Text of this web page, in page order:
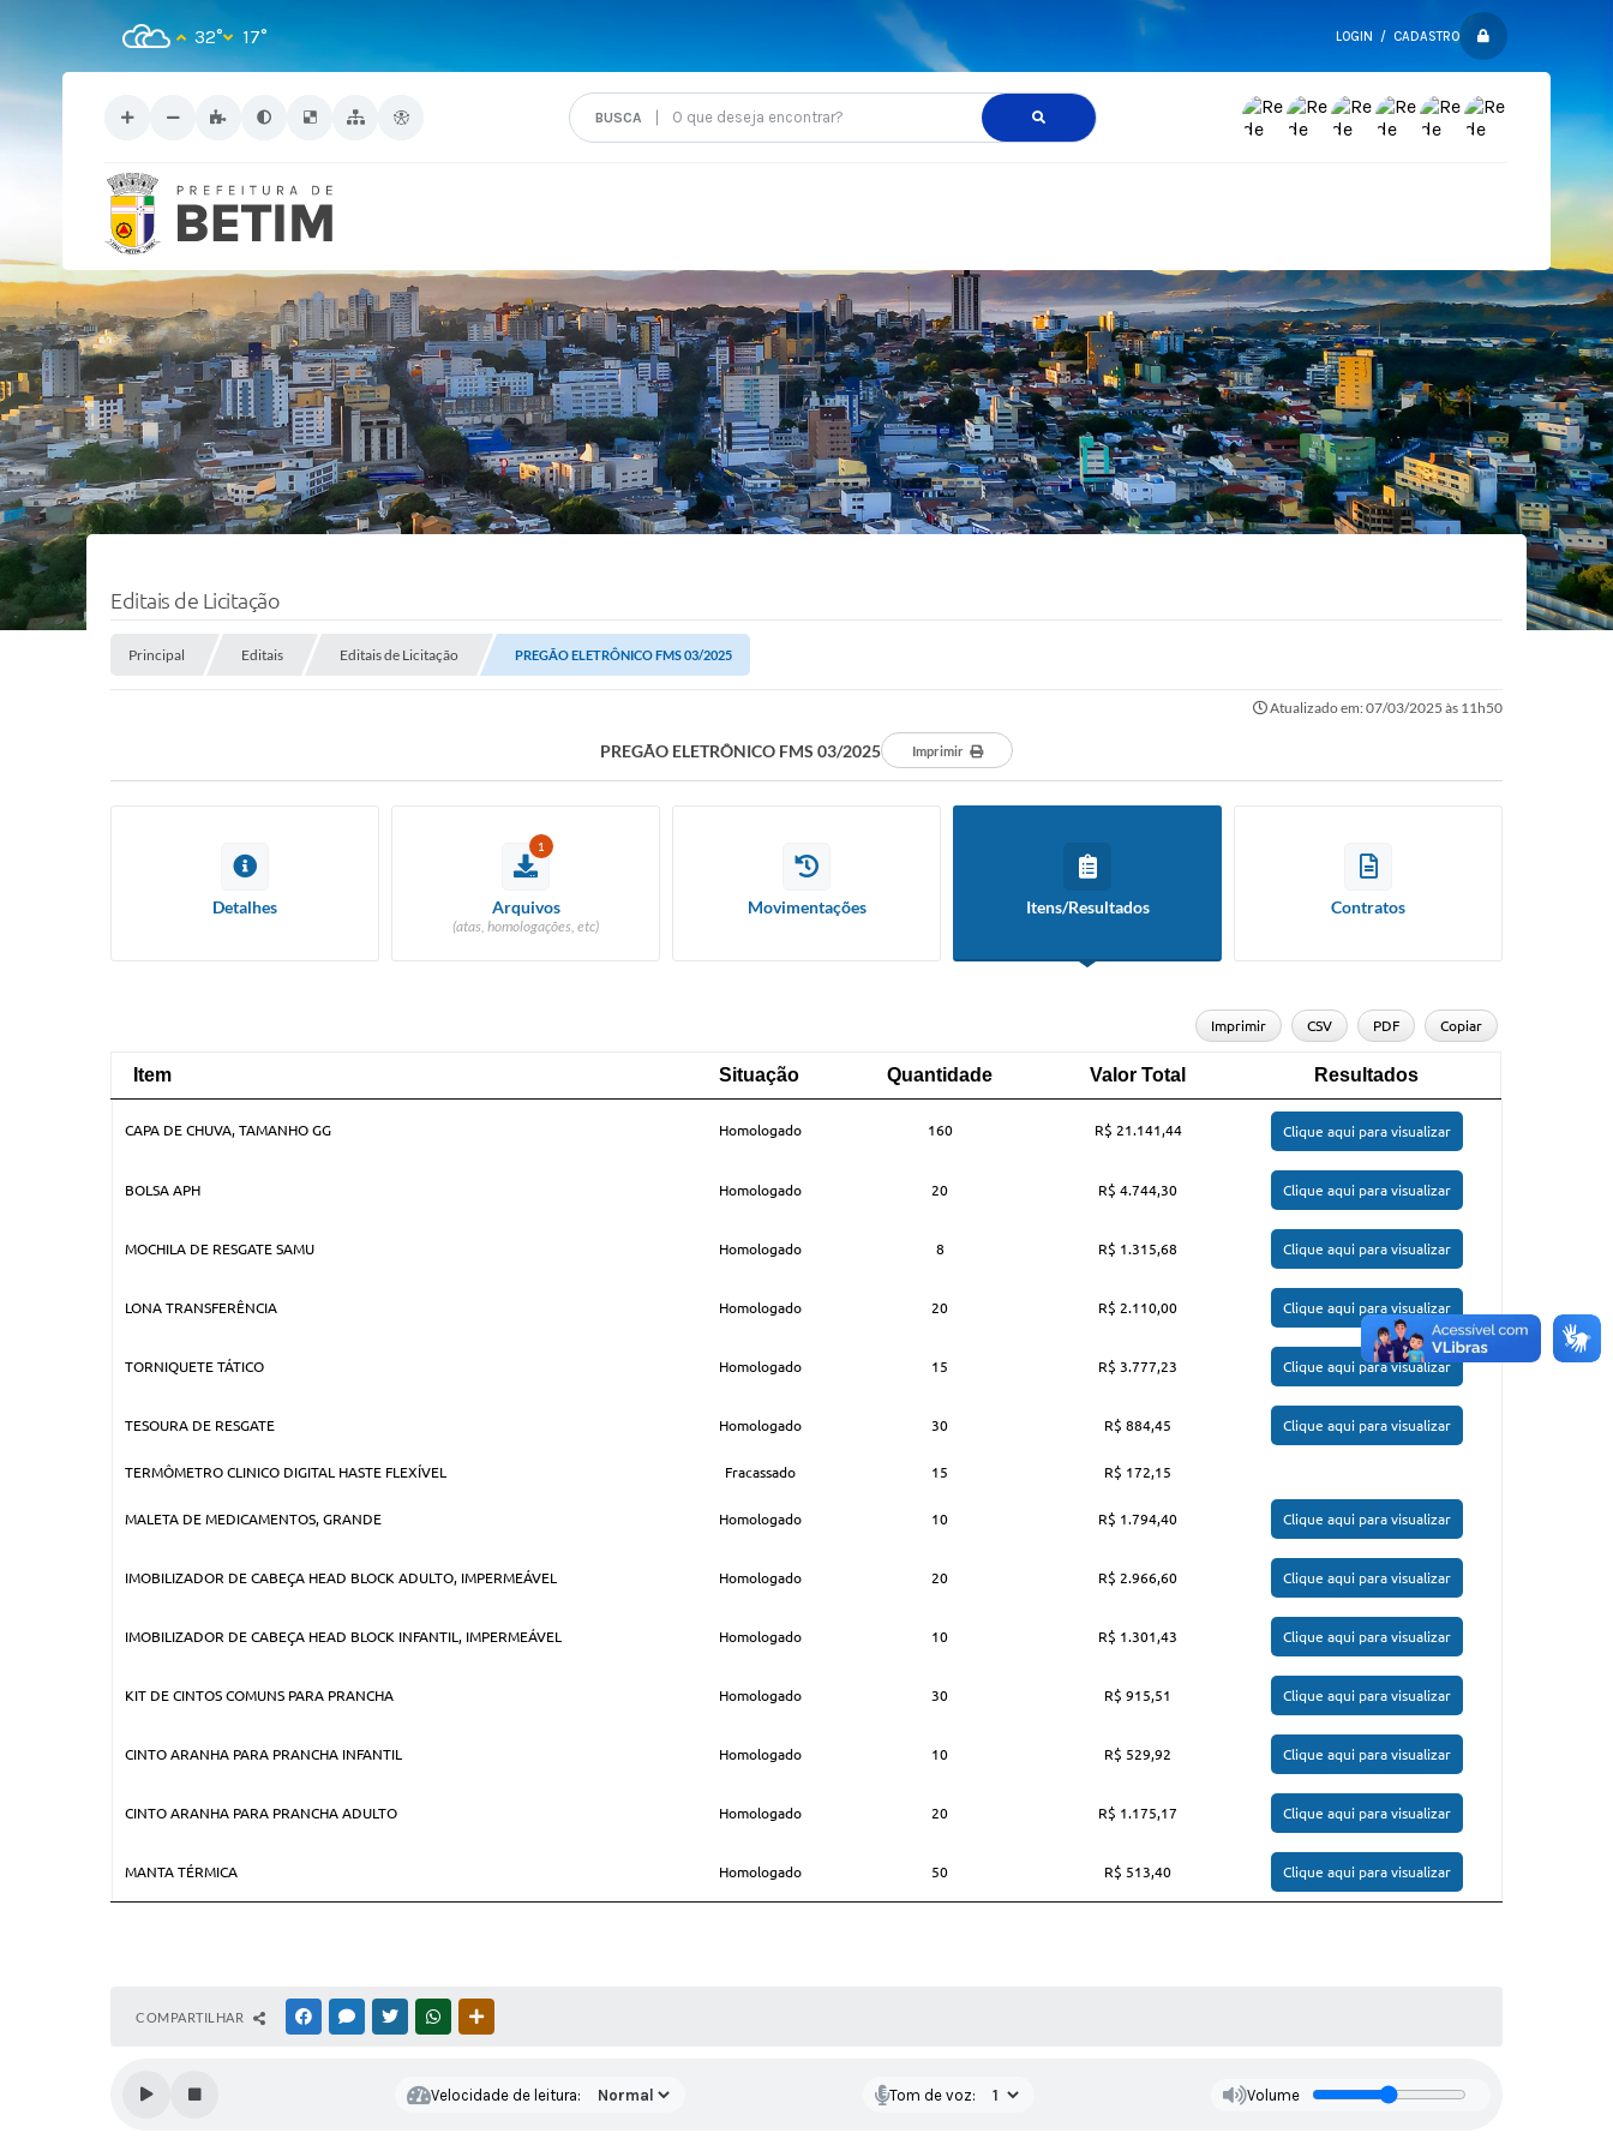
LOGIN / CADASTRO
O que deseja encontrar?
32° 17°
Editais de Licitação
Principal Editais Editais de Licitação PREGÃO ELETRÔNICO FMS 03/2025
Atualizado em: 07/03/2025 às 11h50
PREGÃO ELETRÔNICO FMS 03/2025 Imprimir
Detalhes
1
Arquivos
(atas, homologações, etc)
Movimentações Itens/Resultados Contratos
Imprimir CSV PDF Copiar
Item Situação Quantidade Valor Total
Resultados
Resultados
CAPA DE CHUVA, TAMANHO GG Homologado 160 R$ 21.141,44 Clique aqui para visualizar
BOLSA APH Homologado 20 R$ 4.744,30 Clique aqui para visualizar
MOCHILA DE RESGATE SAMU Homologado 8 R$ 1.315,68 Clique aqui para visualizar
LONA TRANSFERÊNCIA Homologado 20 R$ 2.110,00 Clique aqui para visualizar
TORNIQUETE TÁTICO Homologado 15 R$ 3.777,23 Clique aqui para visualizar
TESOURA DE RESGATE Homologado 30 R$ 884,45 Clique aqui para visualizar
TERMÔMETRO CLINICO DIGITAL HASTE FLEXÍVEL Fracassado 15 R$ 172,15
MALETA DE MEDICAMENTOS, GRANDE Homologado 10 R$ 1.794,40 Clique aqui para visualizar
IMOBILIZADOR DE CABEÇA HEAD BLOCK ADULTO, IMPERMEÁVEL Homologado 20 R$ 2.966,60 Clique aqui para visualizar
IMOBILIZADOR DE CABEÇA HEAD BLOCK INFANTIL, IMPERMEÁVEL Homologado 10 R$ 1.301,43 Clique aqui para visualizar
KIT DE CINTOS COMUNS PARA PRANCHA Homologado 30 R$ 915,51 Clique aqui para visualizar
CINTO ARANHA PARA PRANCHA INFANTIL Homologado 10 R$ 529,92 Clique aqui para visualizar
CINTO ARANHA PARA PRANCHA ADULTO Homologado 20 R$ 1.175,17 Clique aqui para visualizar
MANTA TÉRMICA Homologado 50 R$ 513,40 Clique aqui para visualizar
COMPARTILHAR FACEBOOKMESSENGER
TWITTERWHATSAPP
Velocidade de leitura: Tom de voz: Volume